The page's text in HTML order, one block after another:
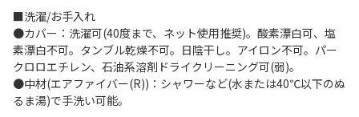
■洗濯/お手入れ
●カバー：洗濯可(40度まで、ネット使用推奨)。酸素漂白可、塩
素漂白不可。タンブル乾燥不可。日陰干し。アイロン不可。パー
クロロエチレン、石油系溶剤ドライクリーニング可(弱)。
●中材(エアファイバー(R))：シャワーなど(水または40℃以下のぬ
るま湯)で手洗い可能。